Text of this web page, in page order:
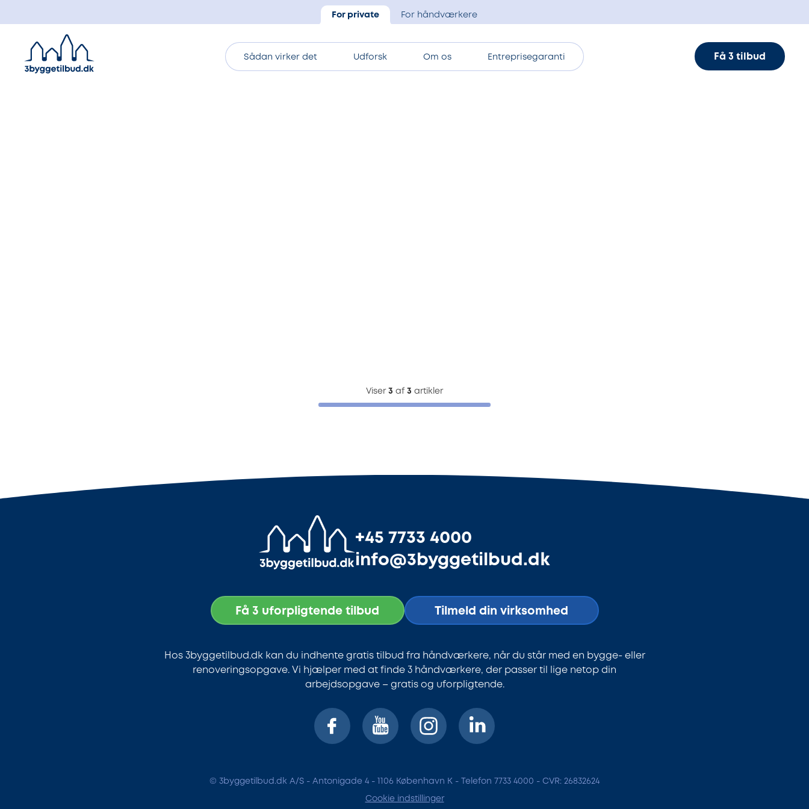
For private For håndværkere
Sådan virker det Udforsk Om os Entreprisegaranti Få 3 tilbud
Viser 3 af 3 artikler
+45 7733 4000
info@3byggetilbud.dk
Få 3 uforpligtende tilbud Tilmeld din virksomhed
Hos 3byggetilbud.dk kan du indhente gratis tilbud fra håndværkere, når du står med en bygge- eller
renoveringsopgave. Vi hjælper med at finde 3 håndværkere, der passer til lige netop din
arbejdsopgave – gratis og uforpligtende.
© 3byggetilbud.dk A/S - Antonigade 4 - 1106 København K - Telefon 7733 4000 - CVR: 26832624
Cookie indstillinger